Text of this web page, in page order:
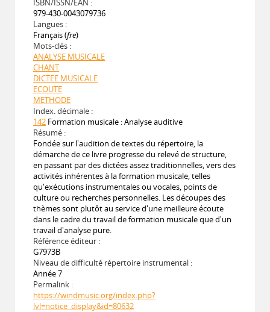
ISBN/ISSN/EAN :
979-430-0043079736
Langues :
Français (fre)
Mots-clés :
ANALYSE MUSICALE
CHANT
DICTEE MUSICALE
ECOUTE
METHODE
Index. décimale :
142 Formation musicale : Analyse auditive
Résumé :
Fondée sur l'audition de textes du répertoire, la
démarche de ce livre progresse du relevé de structure,
en passant par des dictées assez traditionnelles, vers des
activités inhérentes à la formation musicale, telles
qu'exécutions instrumentales ou vocales, points de
culture ou recherches personnelles. Les découpes des
thèmes sont plutôt au service d'une meilleure écoute
dans le cadre du travail de formation musicale que d'un
travail d'analyse pure.
Référence éditeur :
G7973B
Niveau de difficulté répertoire instrumental :
Année 7
Permalink :
https://windmusic.org/index.php?
lvl=notice_display&id=80632